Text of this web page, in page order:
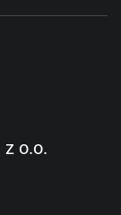
o.o.